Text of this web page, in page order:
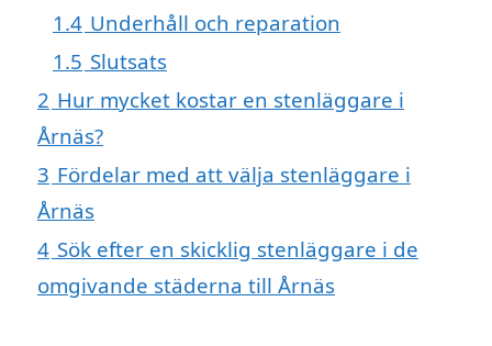
1.4 Underhåll och reparation
1.5 Slutsats
2 Hur mycket kostar en stenläggare i
Årnäs?
3 Fördelar med att välja stenläggare i
Årnäs
4 Sök efter en skicklig stenläggare i de
omgivande städerna till Årnäs